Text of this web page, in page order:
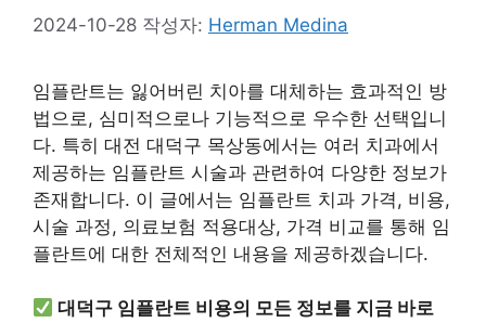
2024-10-28 작성자: Herman Medina
임플란트는 잃어버린 치아를 대체하는 효과적인 방
법으로, 심미적으로나 기능적으로 우수한 선택입니
다. 특히 대전 대덕구 목상동에서는 여러 치과에서
제공하는 임플란트 시술과 관련하여 다양한 정보가
존재합니다. 이 글에서는 임플란트 치과 가격, 비용,
시술 과정, 의료보험 적용대상, 가격 비교를 통해 임
플란트에 대한 전체적인 내용을 제공하겠습니다.
대덕구 임플란트 비용의 모든 정보를 지금 바로